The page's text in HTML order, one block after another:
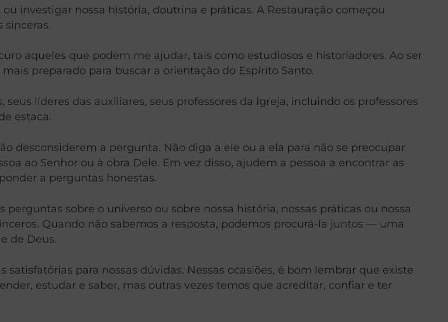
investigar nossa história, doutrina e práticas. A Restauração começou
sinceras.
aqueles que podem me ajudar, tais como estudiosos e historiadores. Ao ser
preparado para buscar a orientação do Espírito Santo.
líderes das auxiliares, seus professores da Igreja, incluindo os professores
estaca.
desconsiderem a pergunta. Não diga a ele ou a ela para não se preocupar
ao Senhor ou à obra Dele. Em vez disso, ajudem a pessoa a encontrar as
a perguntas honestas.
sobre o universo ou sobre nossa história, nossas práticas ou nossa
Quando não sabemos a resposta, podemos procurá-la juntos — uma
de Deus.
para nossas dúvidas. Nessas ocasiões, é bom lembrar que existe
estudar e saber, mas outras vezes temos que acreditar, confiar e ter